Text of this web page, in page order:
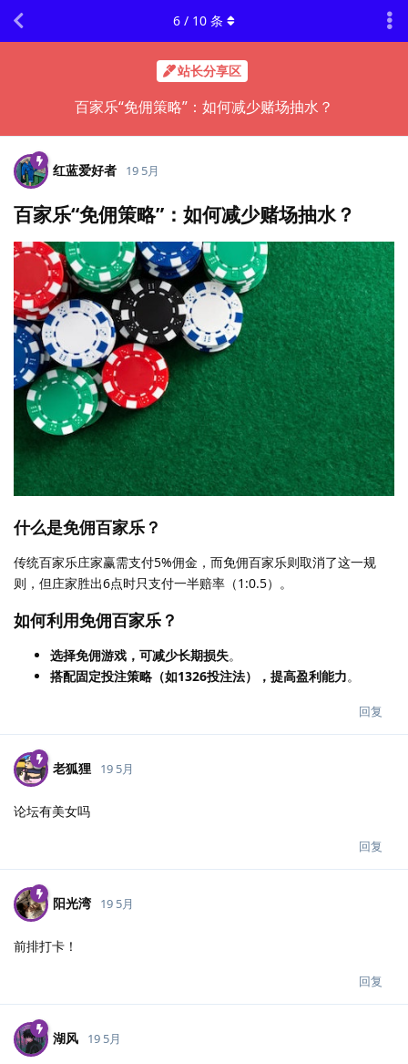
站长分享区
百家乐“免佣策略”：如何减少赌场抽水？
6 / 10 条
红蓝爱好者 19 5月
百家乐“免佣策略”：如何减少赌场抽水？
什么是免佣百家乐？
传统百家乐庄家赢需支付5%佣金，而免佣百家乐则取消了这一规
则，但庄家胜出6点时只支付一半赔率（1:0.5）。
如何利用免佣百家乐？
选择免佣游戏，可减少长期损失。
搭配固定投注策略（如1326投注法），提高盈利能力。
回复
老狐狸 19 5月
论坛有美女吗
回复
阳光湾 19 5月
前排打卡！
回复
湖风 19 5月